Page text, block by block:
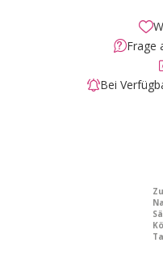
Frage
Bei